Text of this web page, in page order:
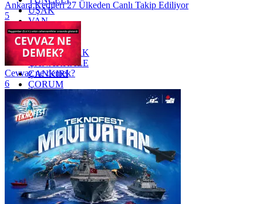
UŞAK
VAN
YALOVA
YOZGAT
ZONGULDAK
ÇANAKKALE
ÇANKIRI
ÇORUM
İSTANBUL
İZMİR
ŞANLIURFA
ŞIRNAK
Ankara Kedileri 27 Ülkeden Canlı Takip Ediliyor
5
Cevvaz ne demek?
6